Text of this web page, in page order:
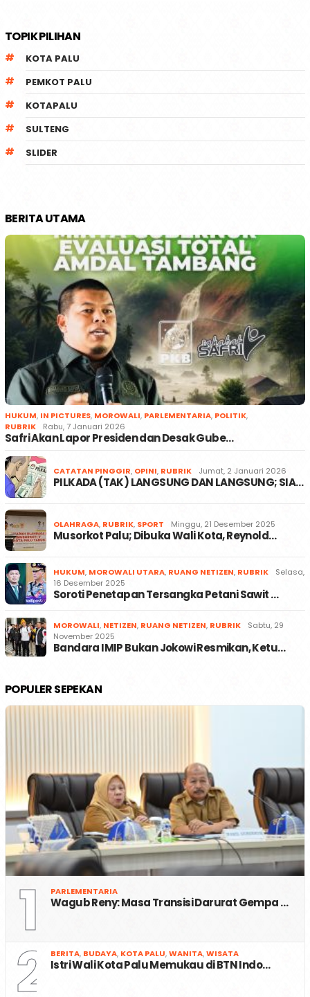
TOPIK PILIHAN
KOTA PALU
PEMKOT PALU
KOTAPALU
SULTENG
SLIDER
BERITA UTAMA
HUKUM, IN PICTURES, MOROWALI, PARLEMENTARIA, POLITIK,
RUBRIK
Rabu, 7 Januari 2026
Safri Akan Lapor Presiden dan Desak Gube…
CATATAN PINGGIR, OPINI, RUBRIK Jumat, 2 Januari 2026
PILKADA (TAK) LANGSUNG DAN LANGSUNG; SIA…
OLAHRAGA, RUBRIK, SPORT Minggu, 21 Desember 2025
Musorkot Palu; Dibuka Wali Kota, Reynold…
HUKUM, MOROWALI UTARA, RUANG NETIZEN, RUBRIK
Selasa,
16 Desember 2025
Soroti Penetapan Tersangka Petani Sawit …
MOROWALI, NETIZEN, RUANG NETIZEN, RUBRIK
Sabtu, 29
November 2025
Bandara IMIP Bukan Jokowi Resmikan, Ketu…
POPULER SEPEKAN
1 PARLEMENTARIA
Wagub Reny: Masa Transisi Darurat Gempa …
2 BERITA, BUDAYA, KOTA PALU,WANITA,WISATA
Istri Wali Kota Palu Memukau di BTN Indo…